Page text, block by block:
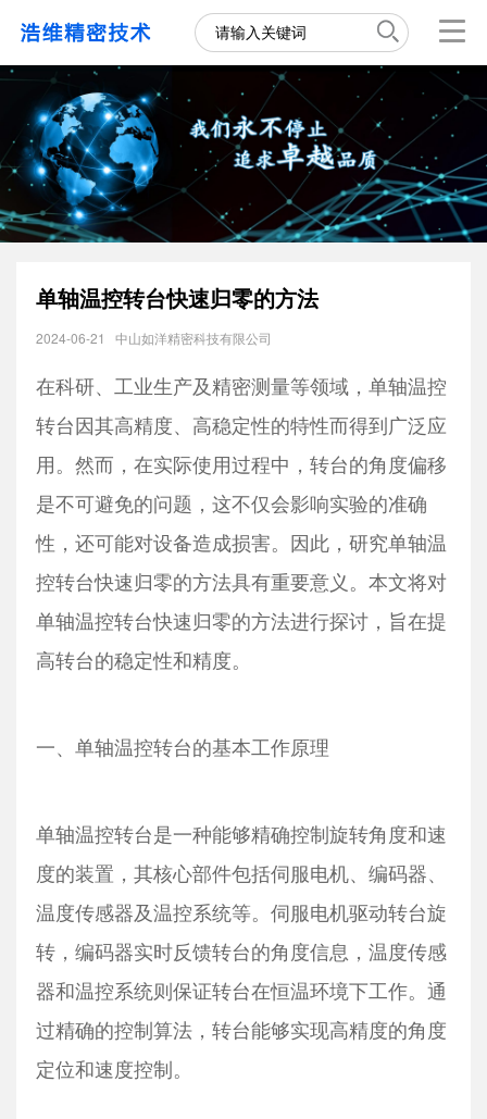
单轴温控转台快速归零的方法
2024-06-21 中山如洋精密科技有限公司
在科研、工业生产及精密测量等领域，单轴温控
转台因其高精度、高稳定性的特性而得到广泛应
用。然而，在实际使用过程中，转台的角度偏移
是不可避免的问题，这不仅会影响实验的准确
性，还可能对设备造成损害。因此，研究单轴温
控转台快速归零的方法具有重要意义。本文将对
单轴温控转台快速归零的方法进行探讨，旨在提
高转台的稳定性和精度。
一、单轴温控转台的基本工作原理
单轴温控转台是一种能够精确控制旋转角度和速
度的装置，其核心部件包括伺服电机、编码器、
温度传感器及温控系统等。伺服电机驱动转台旋
转，编码器实时反馈转台的角度信息，温度传感
器和温控系统则保证转台在恒温环境下工作。通
过精确的控制算法，转台能够实现高精度的角度
定位和速度控制。